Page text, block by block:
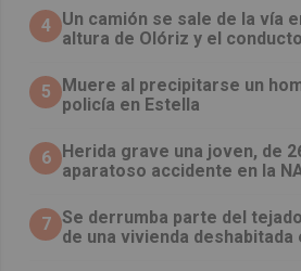
4 Un camión se sale de la vía
altura de Olóriz y el
5
Muere al precipitarse un
policía en Estella
6 Herida grave una joven, de
aparatoso accidente en la
7 Se derrumba parte del
de una vivienda deshabitada